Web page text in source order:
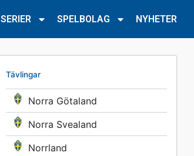
SERIER SPELBOLAG NYHETER
Tävlingar
Norra Götaland
Norra Svealand
Norrland